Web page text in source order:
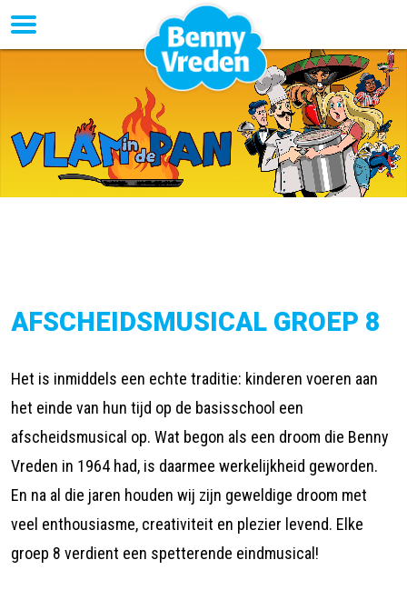
AFSCHEIDSMUSICAL GROEP 8
Het is inmiddels een echte traditie: kinderen voeren aan
het einde van hun tijd op de basisschool een
afscheidsmusical op. Wat begon als een droom die Benny
Vreden in 1964 had, is daarmee werkelijkheid geworden.
En na al die jaren houden wij zijn geweldige droom met
veel enthousiasme, creativiteit en plezier levend. Elke
groep 8 verdient een spetterende eindmusical!